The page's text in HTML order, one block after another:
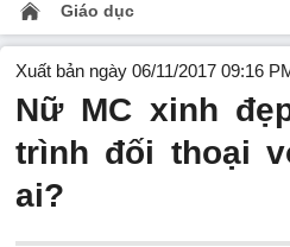
Giáo dục
Xuất bản ngày 06/11/2017 09:16
Nữ MC xinh
trình đối thoại
ai?